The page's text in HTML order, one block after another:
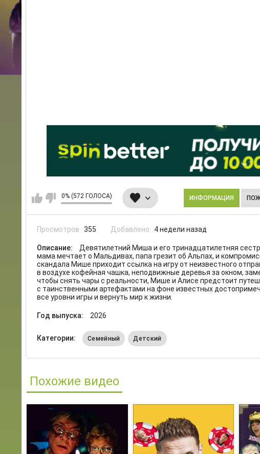
0% (572 ГОЛОСА) ИНФОРМАЦИЯ
Просмотров: 355 Добавлено: 4 недели назад
Описание:
Девятилетний Миша и его тринадцатилетняя
мама мечтает о Мальдивах, папа грезит об Альпах, и
скандала Мише приходит ссылка на игру от неизвестного
в воздухе кофейная чашка, неподвижные деревья за окном,
чтобы снять чары с реальности, Мише и Алисе предстоит
с таинственными артефактами на фоне известных
все уровни игры и вернуть мир к жизни.
Год выпуска: 2026
Категории: Семейный Детский
Похожие видео